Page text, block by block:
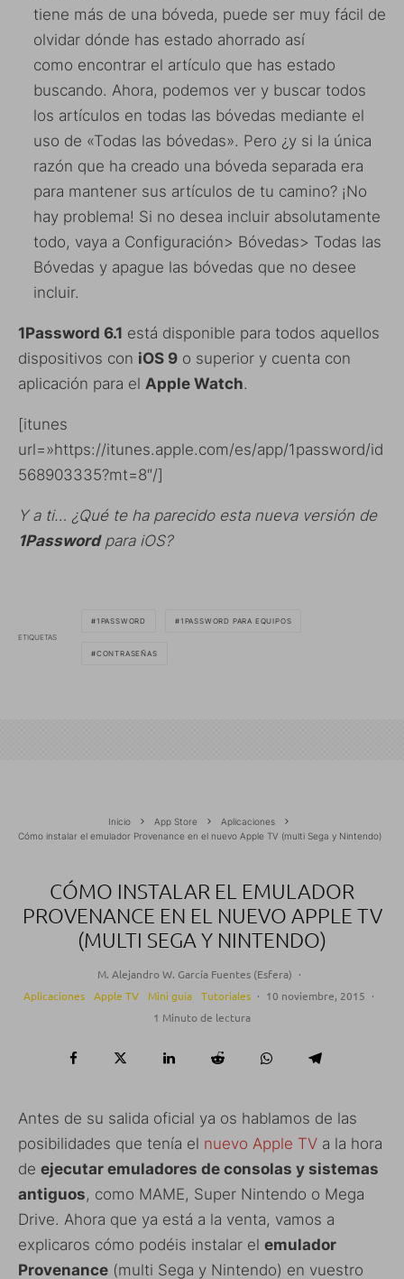
tiene más de una bóveda, puede ser muy fácil de
olvidar dónde has estado ahorrado así
como encontrar el artículo que has estado
buscando. Ahora, podemos ver y buscar todos
los artículos en todas las bóvedas mediante el
uso de «Todas las bóvedas». Pero ¿y si la única
razón que ha creado una bóveda separada era
para mantener sus artículos de tu camino? ¡No
hay problema! Si no desea incluir absolutamente
todo, vaya a Configuración> Bóvedas> Todas las
Bóvedas y apague las bóvedas que no desee
incluir.
1Password 6.1 está disponible para todos aquellos
dispositivos con iOS 9 o superior y cuenta con
aplicación para el Apple Watch.
[itunes
url=»https://itunes.apple.com/es/app/1password/id
568903335?mt=8″/]
Y a ti… ¿Qué te ha parecido esta nueva versión de
1Passwordpara iOS?
ETIQUETAS
1PASSWORD 1PASSWORD PARA EQUIPOS
CONTRASEÑAS
Inicio App Store
Aplicaciones
Cómo instalar el emulador Provenance en el nuevo Apple TV (multi Sega y Nintendo)
CÓMO INSTALAR EL EMULADOR
PROVENANCE EN EL NUEVO APPLE TV
(MULTI SEGA Y NINTENDO)
M. Alejandro W. García Fuentes (Esfera) ·
Aplicaciones
Apple TV Mini guía Tutoriales · 10 noviembre, 2015 ·
1 Minuto de lectura
Antes de su salida oficial ya os hablamos de las
posibilidades que tenía el nuevo Apple TV a la hora
de ejecutar emuladores de consolas y sistemas
antiguos, como MAME, Super Nintendo o Mega
Drive. Ahora que ya está a la venta, vamos a
explicaros cómo podéis instalar el emulador
Provenance (multi Sega y Nintendo) en vuestro